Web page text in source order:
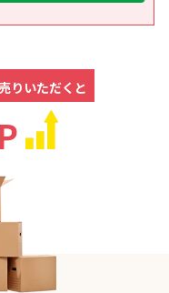
りいただくと